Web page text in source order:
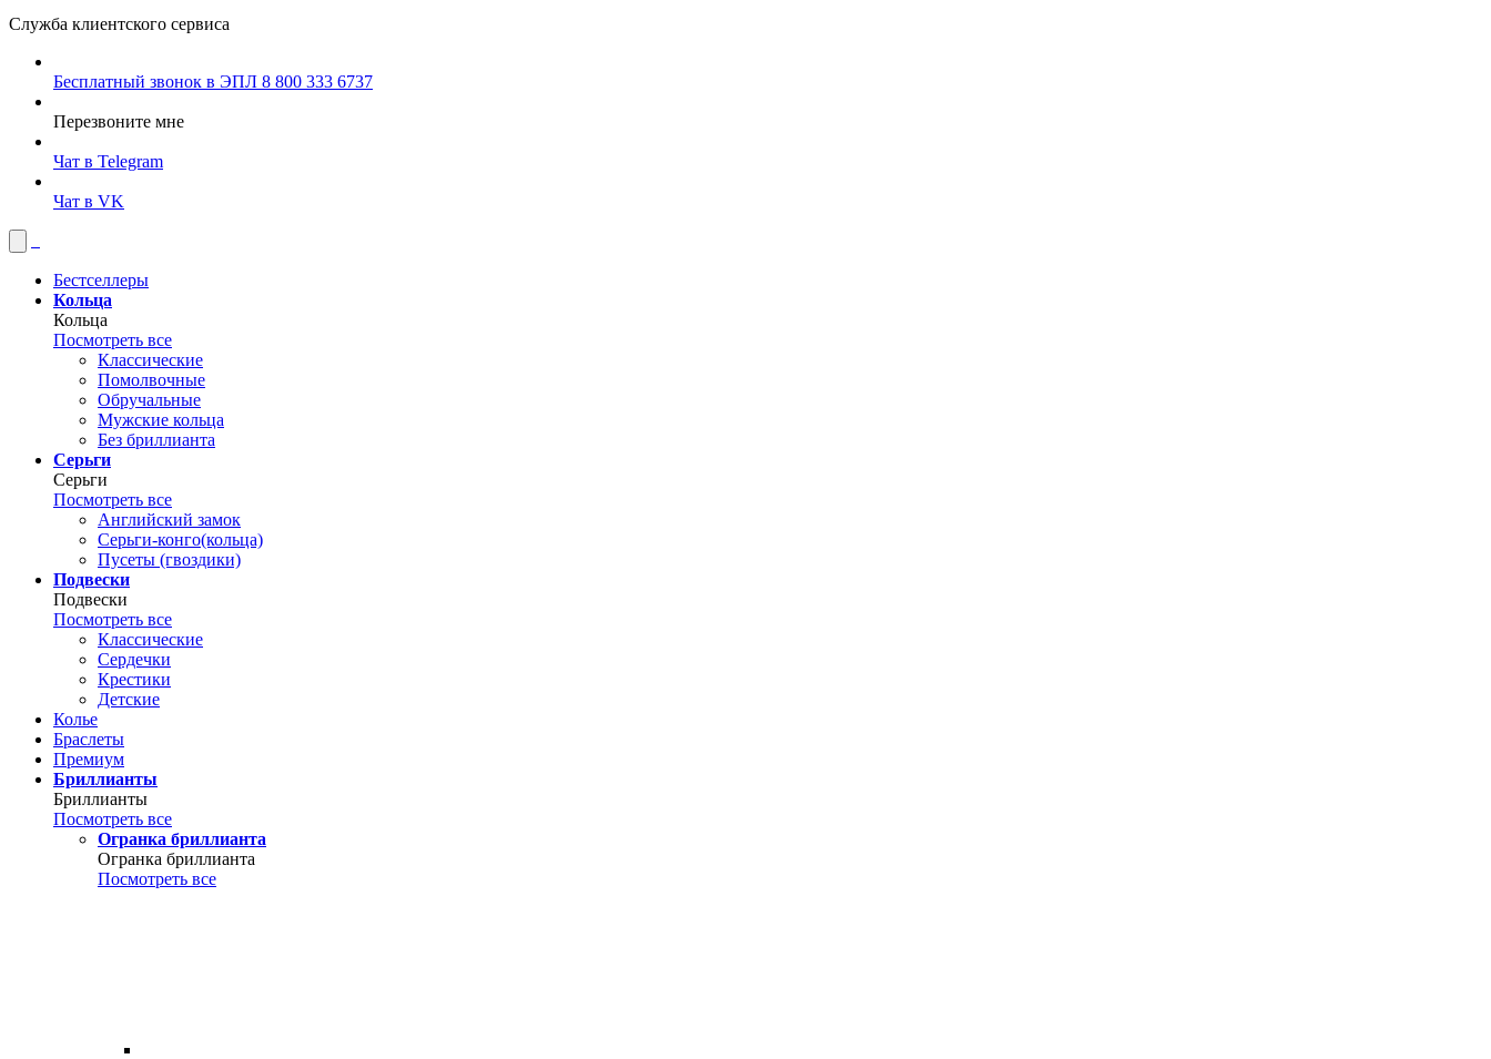
Служба клиентского сервиса
Бесплатный звонок в ЭПЛ 8 800 333 6737
Перезвоните мне
Чат в Telegram
Чат в VK
Бестселлеры
Кольца
Кольца
Посмотреть все
Классические
Помолвочные
Обручальные
Мужские кольца
Без бриллианта
Серьги
Серьги
Посмотреть все
Английский замок
Серьги-конго(кольца)
Пусеты (гвоздики)
Подвески
Подвески
Посмотреть все
Классические
Сердечки
Крестики
Детские
Колье
Браслеты
Премиум
Бриллианты
Бриллианты
Посмотреть все
Огранка бриллианта
Огранка бриллианта
Посмотреть все